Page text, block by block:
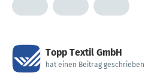
Topp Textil GmbH
hat einen Beitrag geschrieben